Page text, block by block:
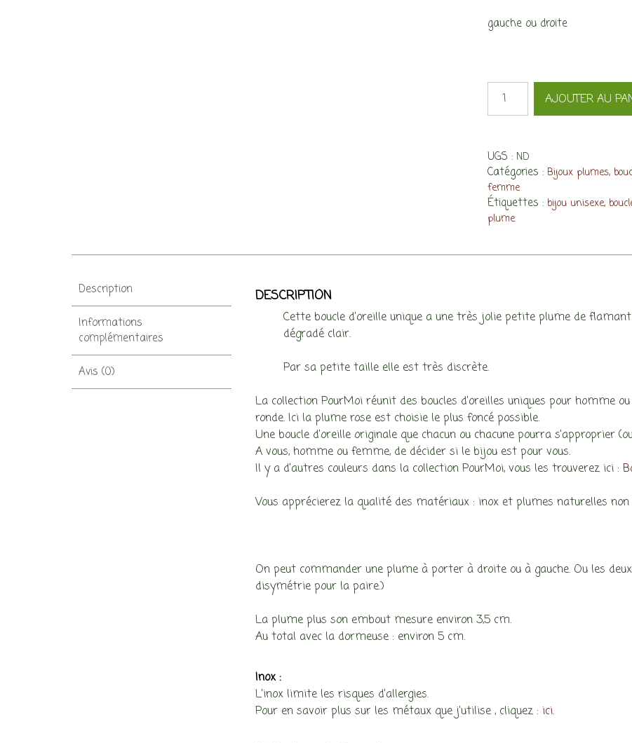
gauche ou droite
Boucle
petite
plume
de
flamant
AJOUTER AU
UGS : ND
Catégories : Bijoux plumes,
femme
Étiquettes : bijou unisexe,
plume
Description
Informations
complémentaires
Avis (0)
DESCRIPTION
Cette boucle d’oreille unique a une très jolie petite plume de flamant
dégradé clair.
Par sa petite taille elle est très discrète.
La collection PourMoi réunit des boucles d’oreilles uniques pour homme
ronde. Ici la plume rose est choisie le plus foncé possible.
Une boucle d’oreille originale que chacun ou chacune pourra s’approprier
A vous, homme ou femme, de décider si le bijou est pour vous.
Il y a d’autres couleurs dans la collection PourMoi, vous les trouverez ici :
Vous apprécierez la qualité des matériaux : inox et plumes naturelles
On peut commander une plume à porter à droite ou à gauche. Ou les
disymétrie pour la paire.)
La plume plus son embout mesure environ 3,5 cm.
Au total avec la dormeuse : environ 5 cm.
Inox :
L’inox limite les risques d’allergies.
Pour en savoir plus sur les métaux que j’utilise , cliquez : ici.